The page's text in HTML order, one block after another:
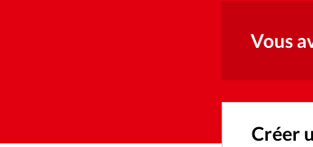
Vous
Créer